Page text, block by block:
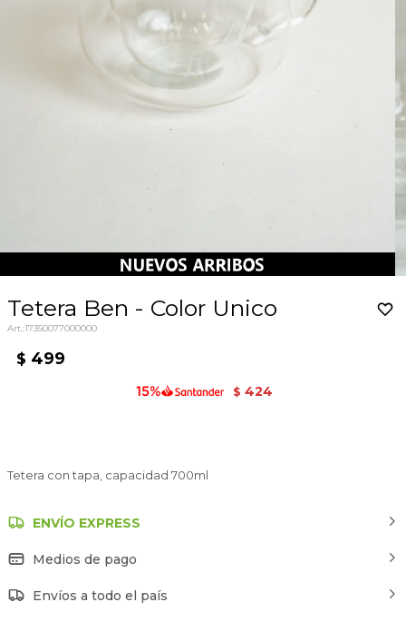
Tetera Ben - Color Unico
17350077000000
$ 499
$ 424
Tetera con tapa, capacidad 700ml
ENVÍO EXPRESS
Medios de pago
Envíos a todo el país